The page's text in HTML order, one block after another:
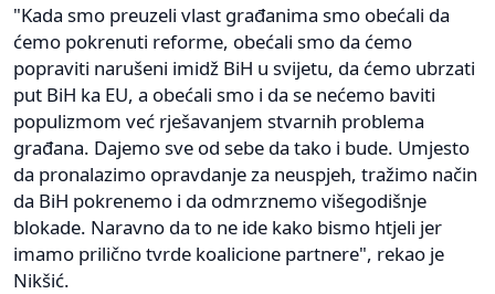
"Kada smo preuzeli vlast građanima smo obećali da
ćemo pokrenuti reforme, obećali smo da ćemo
popraviti narušeni imidž BiH u svijetu, da ćemo ubrzati
put BiH ka EU, a obećali smo i da se nećemo baviti
populizmom već rješavanjem stvarnih problema
građana. Dajemo sve od sebe da tako i bude. Umjesto
da pronalazimo opravdanje za neuspjeh, tražimo način
da BiH pokrenemo i da odmrznemo višegodišnje
blokade. Naravno da to ne ide kako bismo htjeli jer
imamo prilično tvrde koalicione partnere", rekao je
Nikšić.